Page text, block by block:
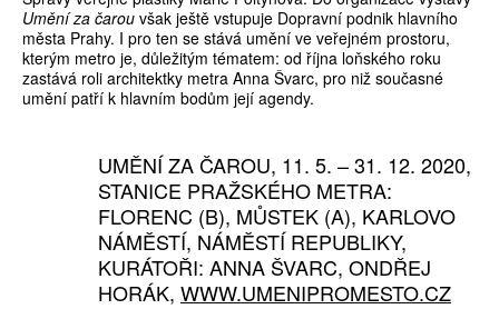
Umění za čarou však ještě vstupuje Dopravní podnik hlavního
města Prahy. I pro ten se stává umění ve veřejném prostoru,
kterým metro je, důležitým tématem: od října loňského roku
zastává roli architektky metra Anna Švarc, pro niž současné
umění patří k hlavním bodům její agendy.
UMĚNÍ ZA ČAROU, 11. 5. – 31. 12. 2020,
STANICE PRAŽSKÉHO METRA:
FLORENC (B), MŮSTEK (A), KARLOVO
NÁMĚSTÍ, NÁMĚSTÍ REPUBLIKY,
KURÁTOŘI: ANNA ŠVARC, ONDŘEJ
HORÁK, WWW.UMENIPROMESTO.CZ